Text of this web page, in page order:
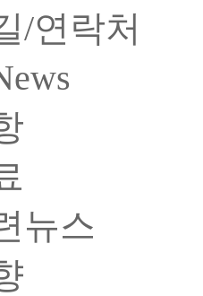
/연락처
뉴스